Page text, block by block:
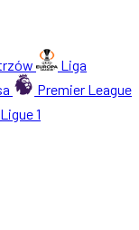
Liga
Premier League
Ligue 1